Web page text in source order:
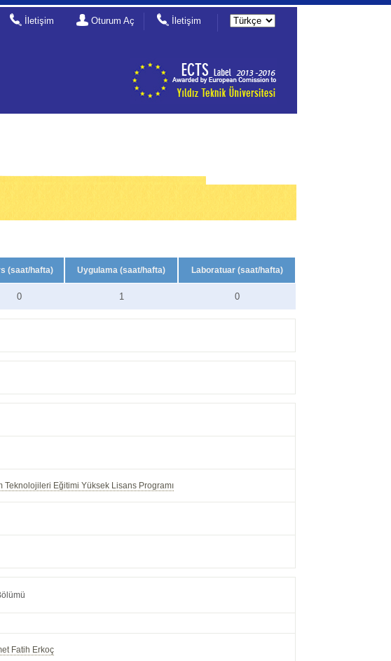
İletişim Oturum Aç İletişim
(saat/hafta) Uygulama (saat/hafta) Laboratuar (saat/hafta)
0 1 0
Teknolojileri Eğitimi Yüksek Lisans Programı
Fatih Erkoç